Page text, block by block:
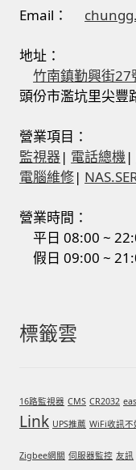
停車場、社區大
風速傳感器
mOA雲考勤 指
智慧櫃
電子鎖 凱特安
門禁安全控制
Email：
地址：
竹南鎮勤興街27
頭份市濫坑里尖豐
營業項目：
監視器| 電話總機|
電腦維修|
營業時間：
平日 08:00 ~
假日 09:00 ~
標籤雲
16路監視器 CMS CR2032
Link UPS推薦 WiFi收訊不
Zigbee網關 伺服器監控 友訊